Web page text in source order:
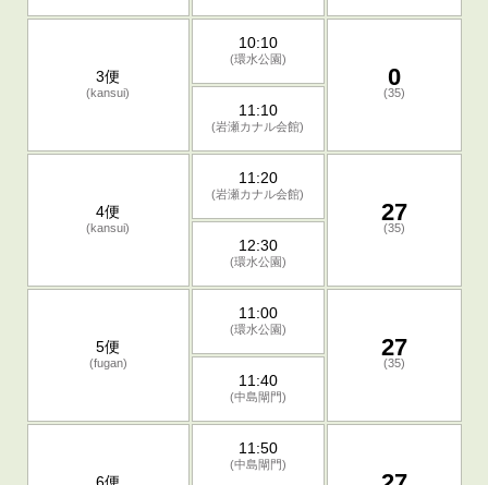
3便
(kansui)
10:10
(環水公園)
0
(35)
11:10
(岩瀬カナル会館)
4便
(kansui)
11:20
(岩瀬カナル会館)
27
(35)
12:30
(環水公園)
5便
(fugan)
11:00
(環水公園)
27
(35)
11:40
(中島閘門)
11:50
(中島閘門)